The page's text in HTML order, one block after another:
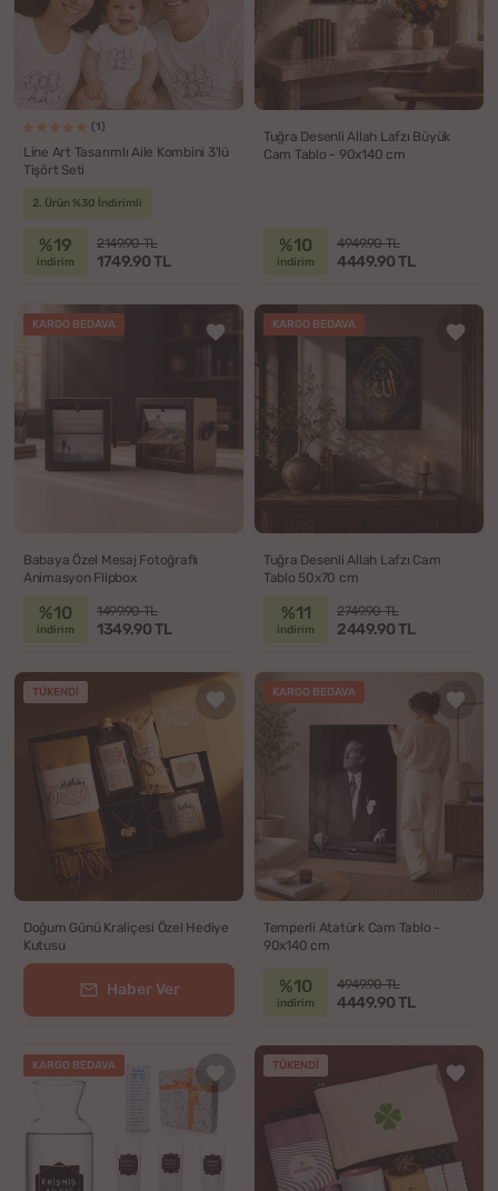
(1)
Line Art Tasarımlı Aile Kombini 3'lü
Tişört Seti
2. Ürün %30 İndirimli
%19
indirim
2149.90 TL
1749.90 TL
Tuğra Desenli Allah Lafzı Büyük
Cam Tablo - 90x140 cm
%10
indirim
4949.90 TL
4449.90 TL
KARGO BEDAVA
Babaya Özel Mesaj Fotoğraflı
Animasyon Flipbox
%10
indirim
1499.90 TL
1349.90 TL
KARGO BEDAVA
Tuğra Desenli Allah Lafzı Cam
Tablo 50x70 cm
%11
indirim
2749.90 TL
2449.90 TL
TÜKENDI
Doğum Günü Kraliçesi Özel Hediye
Kutusu
Haber Ver
KARGO BEDAVA
Temperli Atatürk Cam Tablo -
90x140 cm
%10
indirim
4949.90 TL
4449.90 TL
KARGO BEDAVA TÜKENDI